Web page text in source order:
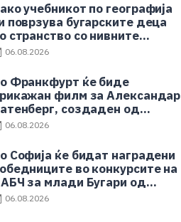
учебникот по географија
поврзува бугарските деца
странство со нивните
во Бугарија
06.08.2026
Франкфурт ќе биде
филм за Александар
создаден од
ученици и наставници
06.08.2026
Софија ќе бидат наградени
во конкурсите на
за млади Бугари од
06.08.2026